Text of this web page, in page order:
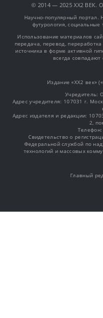
© 2014 — 2025 XX2
Научно-популярный портал.
футурология,
Использование материалов
передача, перевод,
источника в форме активной
всегда совпадают
Издание «XX2 век»
Учредитель:
Адрес учредителя: 107031 г.
Адрес издателя и редакции:
2,
Телефон:
Свидетельство о
Федеральной службой по
технологий и массовых
Главный